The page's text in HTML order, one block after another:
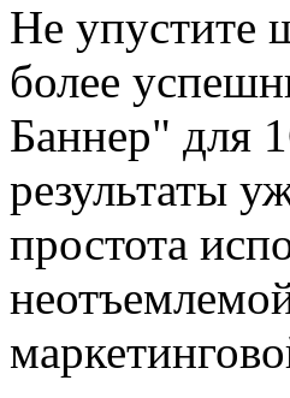
Не упустите
более
Баннер" для
результаты
простота